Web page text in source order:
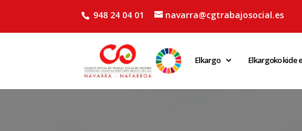
948 24 04 01 navarra@cgtrabajosocial.es
Elkargo Elkargoko kide